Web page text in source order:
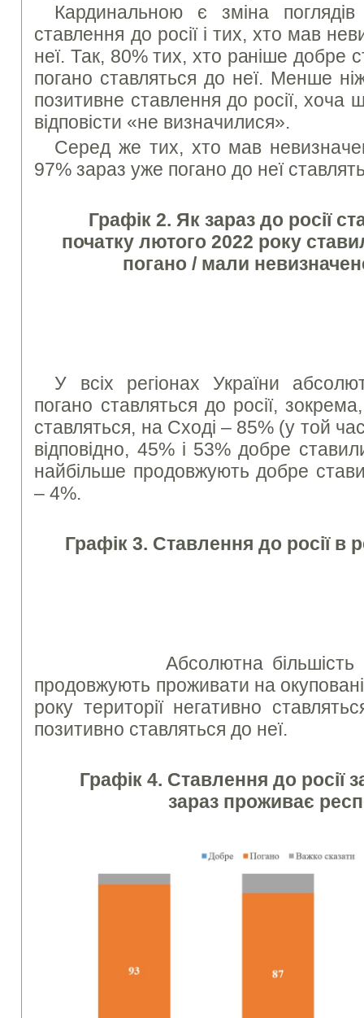
Кардинальною є зміна
ставлення до росії і тих, хто мав
неї. Так, 80% тих, хто раніше добре
погано ставляться до неї. Менше
позитивне ставлення до росії, хоча
відповісти «не визначилися».
Серед же тих, хто мав
97% зараз уже погано до неї
Графік 2. Як зараз до росії
початку лютого 2022 року
погано / мали
У всіх регіонах України
погано ставляться до росії,
ставляться, на Сході – 85% (у той
відповідно, 45% і 53% добре
найбільше продовжують добре
– 4%.
Графік 3. Ставлення до росії в
Абсолютна більшість
продовжують проживати на
року території негативно
позитивно ставляться до неї.
Графік 4. Ставлення до росії
зараз проживає